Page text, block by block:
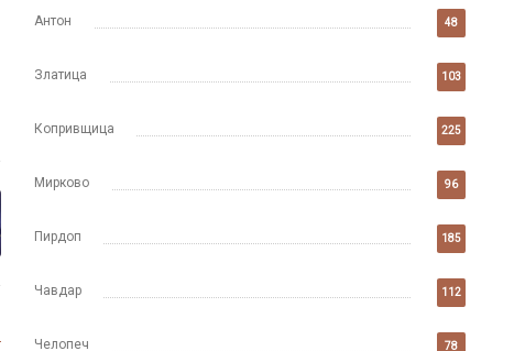
Антон 48
Златица 103
Копривщица 225
Мирково 96
Пирдоп 185
Чавдар 112
Челопеч 78